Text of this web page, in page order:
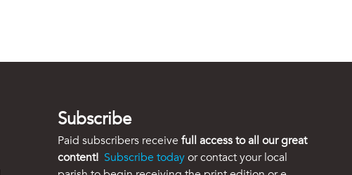
Subscribe
Paid subscribers receivefull access to all our great
content! Subscribe todayor contact your local